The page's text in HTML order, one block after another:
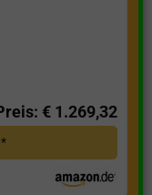
€ 1.269,32